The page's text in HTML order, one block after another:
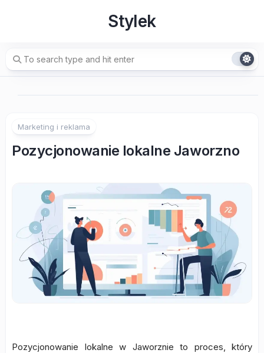
Stylek
Marketing i reklama
Pozycjonowanie lokalne Jaworzno
Pozycjonowanie lokalne w Jaworznie to proces, który